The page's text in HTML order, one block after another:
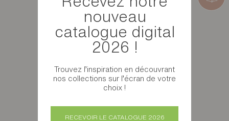
nouveau
catalogue digital
2026 !
Trouvez l’inspiration en découvrant
nos collections sur l’écran de votre
choix !
RECEVOIR LE CATALOGUE 2026